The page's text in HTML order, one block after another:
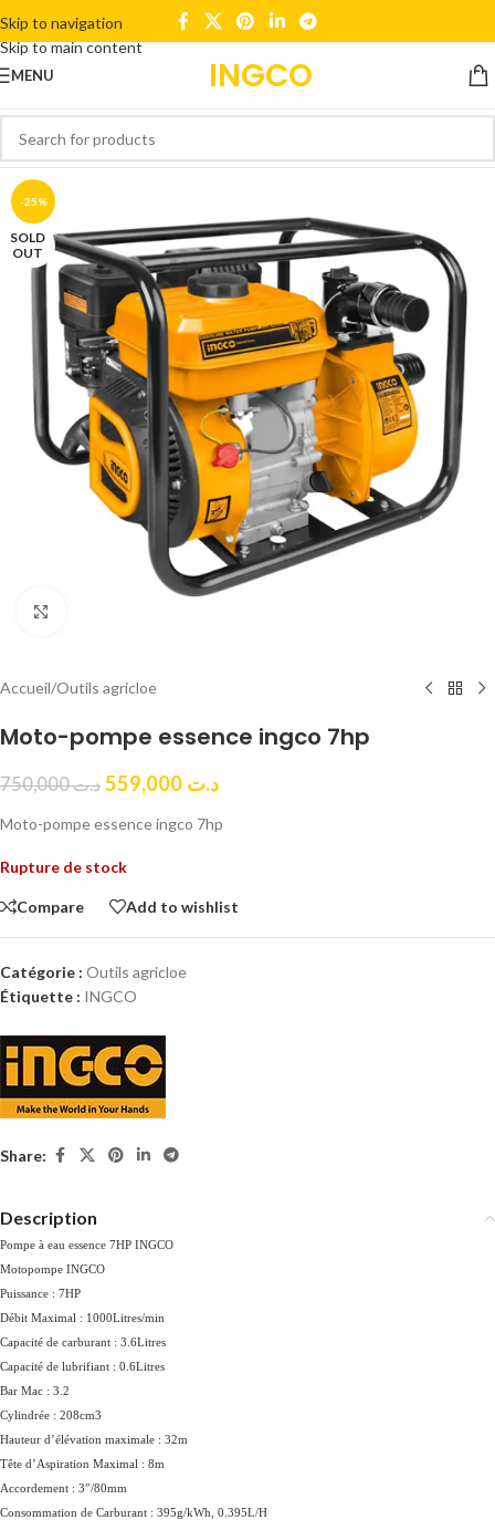
Skip to navigation
Skip to main content
MENU INGCO
-25%
SOLD
OUT
Accueil/Outils agricloe
Moto-pompe essence ingco 7hp
د.ت750,000 د.ت
Moto-pompe essence ingco 7hp
Rupture de stock
Compare Add to wishlist
Catégorie : Outils agricloe
Étiquette : INGCO
Share:
Description
Pompe à eau essence 7HP INGCO
Motopompe INGCO
Puissance : 7HP
Débit Maximal : 1000Litres/min
Capacité de carburant : 3.6Litres
Capacité de lubrifiant : 0.6Litres
Bar Mac : 3.2
Cylindrée : 208cm3
Hauteur d’élévation maximale : 32m
Tête d’Aspiration Maximal : 8m
Accordement : 3″/80mm
Consommation de Carburant : 395g/kWh, 0.395L/H